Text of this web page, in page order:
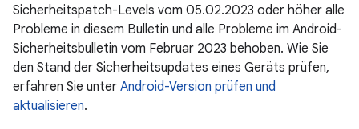
Sicherheitspatch-Levels vom 05.02.2023 oder höher alle
Probleme in diesem Bulletin und alle Probleme im Android-
Sicherheitsbulletin vom Februar 2023 behoben. Wie Sie
den Stand der Sicherheitsupdates eines Geräts prüfen,
erfahren Sie unter Android-Version prüfen und
aktualisieren.